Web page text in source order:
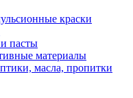
краски
пасты
материалы
масла, пропитки